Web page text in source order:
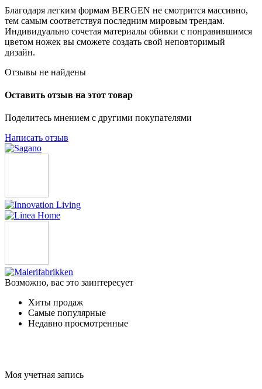
Благодаря легким формам BERGEN не смотрится массивно,
тем самым соответствуя последним мировым трендам.
Индивидуально сочетая материалы обивки с понравившимся
цветом ножек вы сможете создать свой неповторимый
дизайн.
Отзывы не найдены
Оставить отзыв на этот товар
Поделитесь мнением с другими покупателями
Написать отзыв
Возможно, вас это заинтересует
Хиты продаж
Самые популярные
Недавно просмотренные
Моя учетная запись